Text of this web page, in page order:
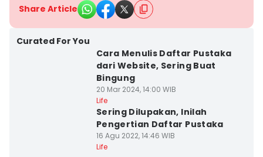
Share Article
Curated For You
Cara Menulis Daftar Pustaka
dari Website, Sering Buat
Bingung
20 Mar 2024, 14:00 WIB
Life
Sering Dilupakan, Inilah
Pengertian Daftar Pustaka
16 Agu 2022, 14:46 WIB
Life